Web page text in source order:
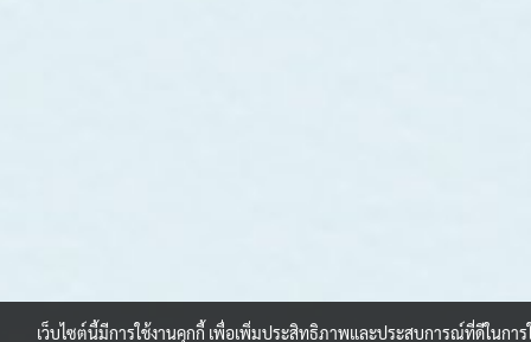
เว็บไซต์นี้มีการใช้งานคุกกี้ เพื่อเพิ่มประสิทธิภาพและประสบการณ์ที่ดีในการ